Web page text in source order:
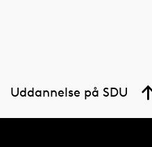
Uddannelse på SDU